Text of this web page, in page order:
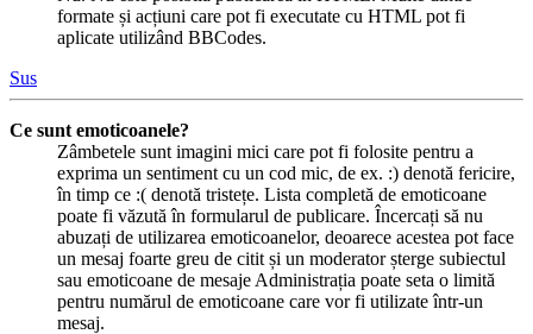
formate și acțiuni care pot fi executate cu HTML pot fi
aplicate utilizând BBCodes.
Sus
Ce sunt emoticoanele?
Zâmbetele sunt imagini mici care pot fi folosite pentru a
exprima un sentiment cu un cod mic, de ex. :) denotă fericire,
în timp ce :( denotă tristețe. Lista completă de emoticoane
poate fi văzută în formularul de publicare. Încercați să nu
abuzați de utilizarea emoticoanelor, deoarece acestea pot face
un mesaj foarte greu de citit și un moderator șterge subiectul
sau emoticoane de mesaje Administrația poate seta o limită
pentru numărul de emoticoane care vor fi utilizate într-un
mesaj.